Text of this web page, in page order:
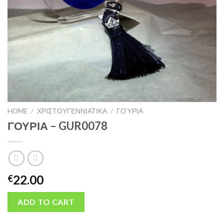
HOME / ΧΡΙΣΤΟΥΓΕΝΝΙΑΤΙΚΑ / ΓΟΎΡΙΑ
ΓΟΥΡΙΑ – GUR0078
€22.00
ADD TO CART